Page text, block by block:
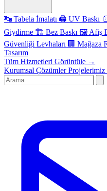
🔤 Tabela İmalatı 🖨️ UV Baskı 📄
Giydirme 🏗️ Bez Baskı 🖼️ Afiş
Güvenliği Levhaları 🏢 Mağaza
Tasarım
Tüm Hizmetleri Görüntüle →
Kurumsal ÇözümlerProjelerimiz